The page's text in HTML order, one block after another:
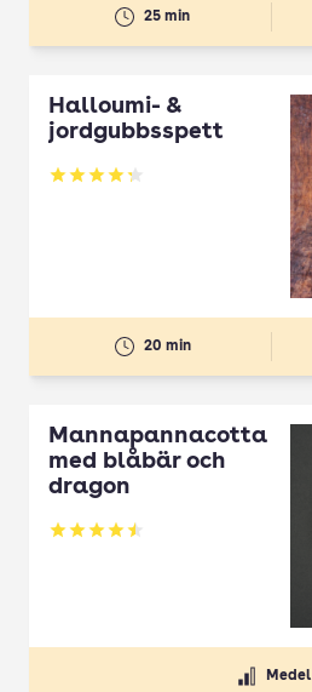
25 min
Halloumi- &
jordgubbsspett
Betyg: 4.3 av 5
20 min
Mannapannacotta
med blåbär och
dragon
Betyg: 4.5 av 5
Medel